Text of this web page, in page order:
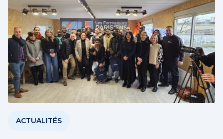
ACTUALITÉS